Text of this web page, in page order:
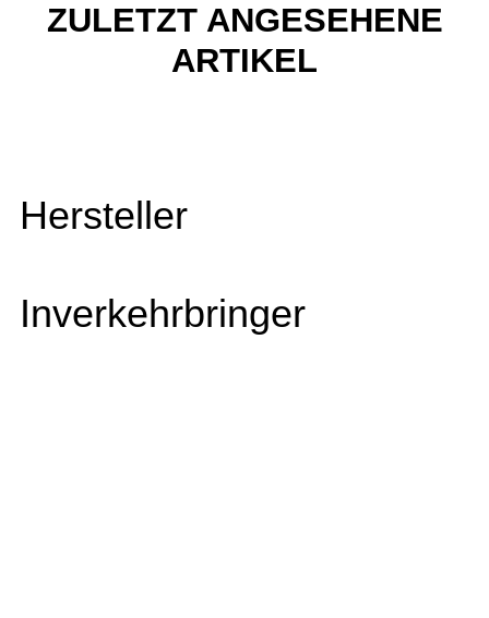
ZULETZT ANGESEHENE
ARTIKEL
Hersteller
Inverkehrbringer